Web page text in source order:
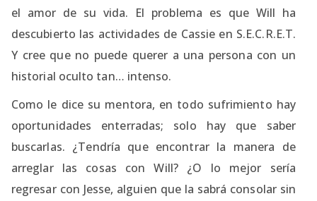
el amor de su vida. El problema es que Will ha
descubierto las actividades de Cassie en S.E.C.R.E.T.
Y cree que no puede querer a una persona con un
historial oculto tan… intenso.
Como le dice su mentora, en todo sufrimiento hay
oportunidades enterradas; solo hay que saber
buscarlas. ¿Tendría que encontrar la manera de
arreglar las cosas con Will? ¿O lo mejor sería
regresar con Jesse, alguien que la sabrá consolar sin